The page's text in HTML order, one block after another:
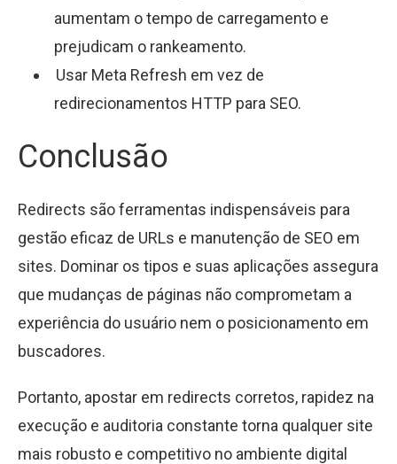
aumentam o tempo de carregamento e
prejudicam o rankeamento.
Usar Meta Refresh em vez de
redirecionamentos HTTP para SEO.
Conclusão
Redirects são ferramentas indispensáveis para
gestão eficaz de URLs e manutenção de SEO em
sites. Dominar os tipos e suas aplicações assegura
que mudanças de páginas não comprometam a
experiência do usuário nem o posicionamento em
buscadores.
Portanto, apostar em redirects corretos, rapidez na
execução e auditoria constante torna qualquer site
mais robusto e competitivo no ambiente digital